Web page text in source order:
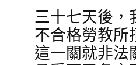
三十七天後，
不合格勞教所
這一關就非法